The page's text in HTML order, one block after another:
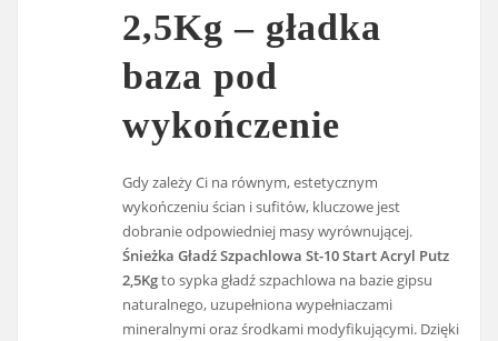
2,5Kg – gładka
baza pod
wykończenie
Gdy zależy Ci na równym, estetycznym
wykończeniu ścian i sufitów, kluczowe jest
dobranie odpowiedniej masy wyrównującej.
Śnieżka Gładź Szpachlowa St-10 Start Acryl Putz
2,5Kgto sypka gładź szpachlowa na bazie gipsu
naturalnego, uzupełniona wypełniaczami
mineralnymi oraz środkami modyfikującymi. Dzięki